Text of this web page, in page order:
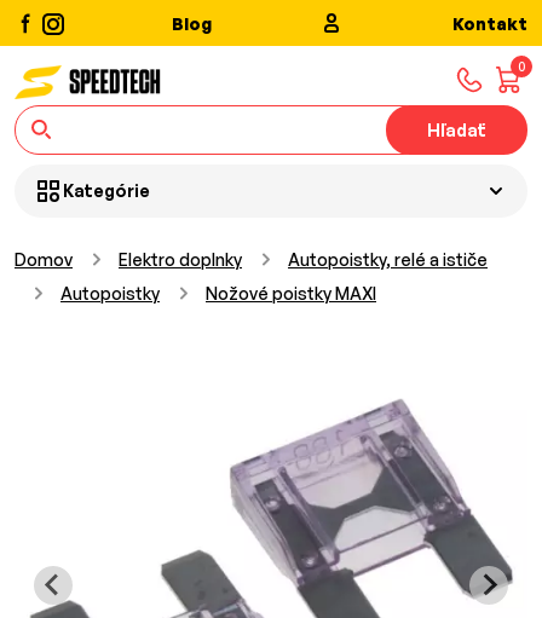
Blog Kontakt
0
Hľadať
Kategórie
Domov Elektro doplnky
Autopoistky, relé a ističe
Autopoistky
Nožové poistky MAXI